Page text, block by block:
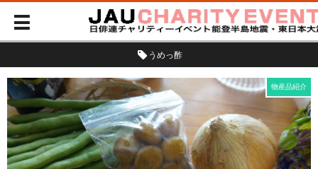
うめっ酢
物産品紹介